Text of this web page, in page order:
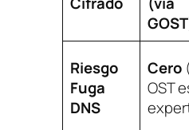
Riesgo
Fuga
DNS
Cero
OST